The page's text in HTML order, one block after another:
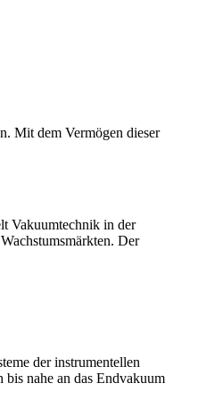
Mit dem Vermögen dieser
Vakuumtechnik in der
Der
der instrumentellen
nahe an das Endvakuum